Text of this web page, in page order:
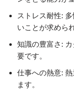
ストレス耐性:
いことが求めら
知識の豊富さ:
要です。
仕事への熱意:
ます。